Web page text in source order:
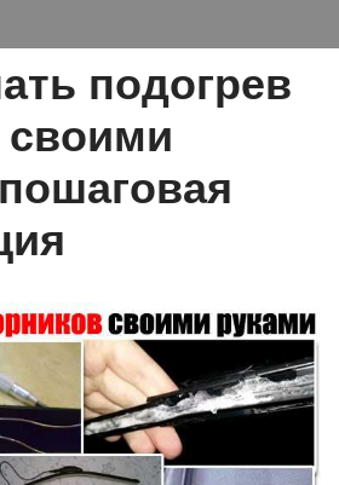
подогрев
своими